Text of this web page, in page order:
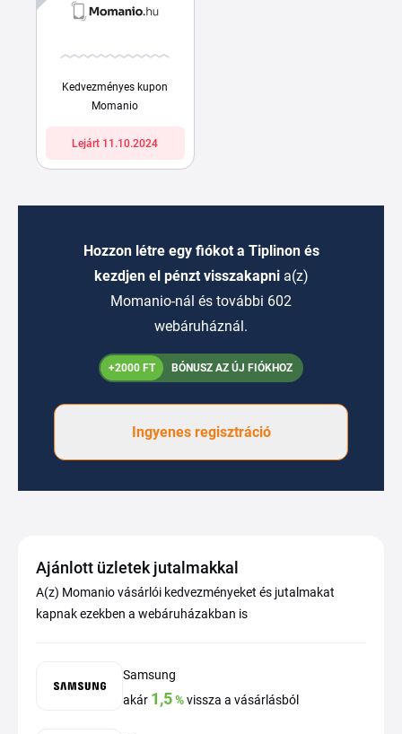
Kedvezményes kupon
Momanio
Lejárt 11.10.2024
Hozzon létre egy fiókot a Tiplinon és
kezdjen el pénzt visszakapni a(z)
Momanio-nál és további 602
webáruháznál.
+2000 FT BÓNUSZ AZ ÚJ FIÓKHOZ
Ingyenes regisztráció
Ajánlott üzletek jutalmakkal
A(z) Momanio vásárlói kedvezményeket és jutalmakat
kapnak ezekben a webáruházakban is
Samsung
akár 1,5%vissza a vásárlásból